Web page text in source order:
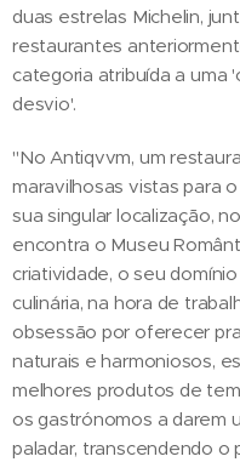
duas estrelas Michelin,
restaurantes
categoria atribuída a uma
desvio'.
"No Antiqvvm, um
maravilhosas vistas para
sua singular localização,
encontra o Museu
criatividade, o seu
culinária, na hora de
obsessão por oferecer
naturais e harmoniosos,
melhores produtos de
os gastrónomos a darem
paladar, transcendendo o